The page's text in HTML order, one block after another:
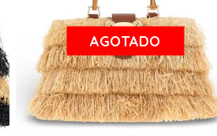
AGOTADO